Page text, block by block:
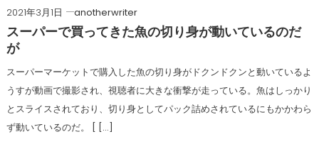
2021年3月1日
anotherwriter
スーパーで買ってきた魚の切り身が動いているのだ
が
スーパーマーケットで購入した魚の切り身がドクンドクンと動いているよ
うすが動画で撮影され、視聴者に大きな衝撃が走っている。魚はしっかり
とスライスされており、切り身としてパック詰めされているにもかかわら
ず動いているのだ。 [ […]